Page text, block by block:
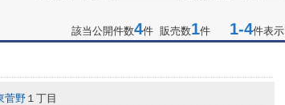
該当公開件数4件 販売数1件 1-4件表示
菅野 １丁目